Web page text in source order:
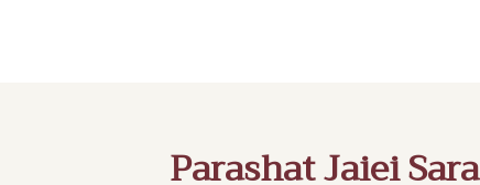
Parashat Jaiei Sara